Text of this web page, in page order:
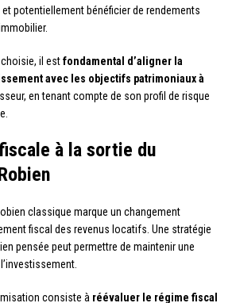
potentiellement bénéficier de rendements
il estfondamental d’aligner la
avec les objectifs patrimoniaux à
en tenant compte de son profil de risque
à la sortie du
classique marque un changement
fiscal des revenus locatifs. Une stratégie
pensée peut permettre de maintenir une
consiste à réévaluer le régime fiscal